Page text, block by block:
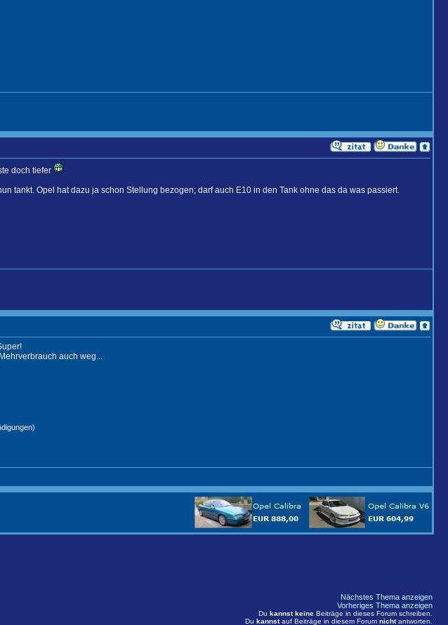
doch tiefer
tankt. Opel hat dazu ja schon Stellung bezogen; darf auch E10 in den Tank ohne das da was passiert.
auch weg...
Nächstes Thema anzeigen
Vorheriges Thema anzeigen
Du kannst keine Beiträge in dieses Forum schreiben.
Du kannstauf Beiträge in diesem Forum nichtantworten.